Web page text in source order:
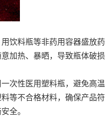
饮料瓶等非药用容器盛放药
加热、暴晒，导致瓶体破
次性医用塑料瓶，避免高
等不合格材料，确保产品
全。